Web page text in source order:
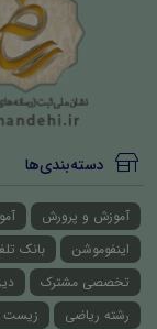
دسته‌بندی‌ها
آموزش و پرورش
اینفوموشن
بانک
تخصصی مشترک
رشته ریاضی
زیست